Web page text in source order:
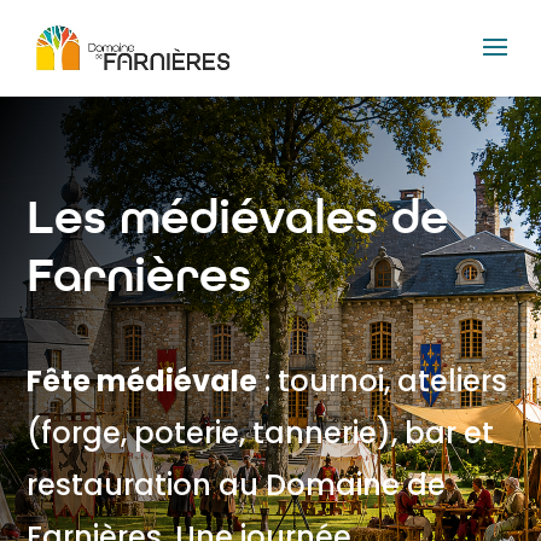
Les médiévales de
Farnières
Fête médiévale: tournoi, ateliers
(forge, poterie, tannerie), bar et
restauration auDomaine de